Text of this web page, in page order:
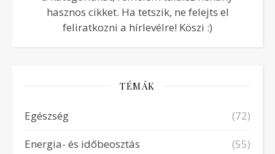
hasznos cikket. Ha tetszik, ne felejts el
feliratkozni a hírlevélre! Köszi :)
TÉMÁK
Egészség
(72)
Energia- és időbeosztás
(55)